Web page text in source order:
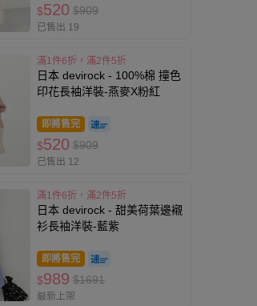
$520 $909
已售出 19
滿1件6折，滿2件5折
日本 devirock - 100%棉 撞色
印花長袖洋裝-燕麥X粉紅
即將售完
$520 $909
已售出 12
滿1件6折，滿2件5折
日本 devirock - 甜美荷葉邊襯
衫長袖洋裝-藍紫
即將售完
$989 $1691
最新上架